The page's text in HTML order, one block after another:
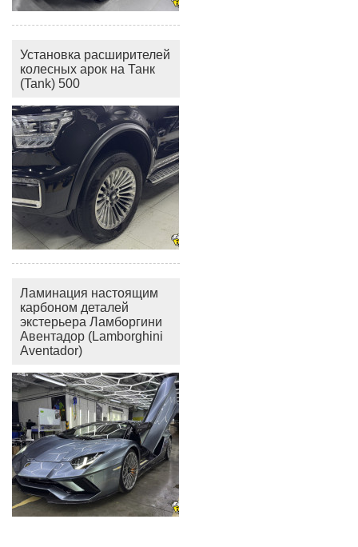
Установка расширителей
колесных арок на Танк
(Tank) 500
Ламинация настоящим
карбоном деталей
экстерьера Ламборгини
Авентадор (Lamborghini
Aventador)